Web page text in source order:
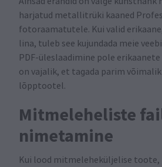
harjatud metallitrüki kaaned
fotoraamatutele. Kui valid
lina, tuleb see kujundada meie
PDF-üleslaadimine pole
on vajalik, et tagada parim
lõpptootel.
Mitmeleheliste
nimetamine
Kui lood mitmeleheküljelise toote,